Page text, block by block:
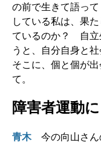
の前で生きて語っ
している私は、果
ているのか？ 自立
うと、自分自身と
そこに、個と個が
て。
障害者運動
青木今の向山さん